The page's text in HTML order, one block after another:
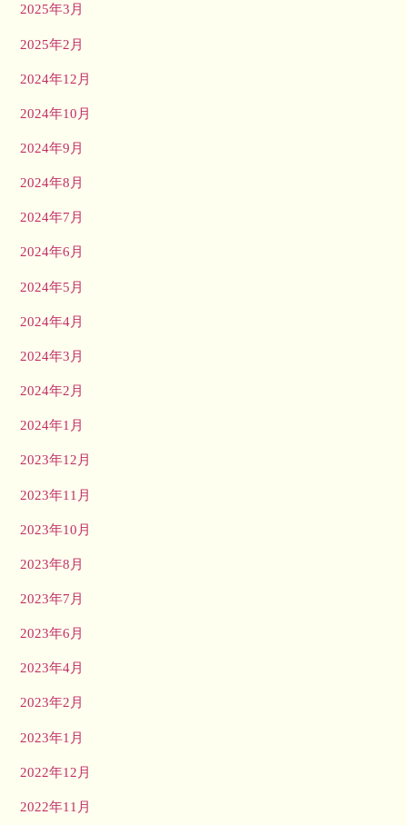
2025年3月
2025年2月
2024年12月
2024年10月
2024年9月
2024年8月
2024年7月
2024年6月
2024年5月
2024年4月
2024年3月
2024年2月
2024年1月
2023年12月
2023年11月
2023年10月
2023年8月
2023年7月
2023年6月
2023年4月
2023年2月
2023年1月
2022年12月
2022年11月